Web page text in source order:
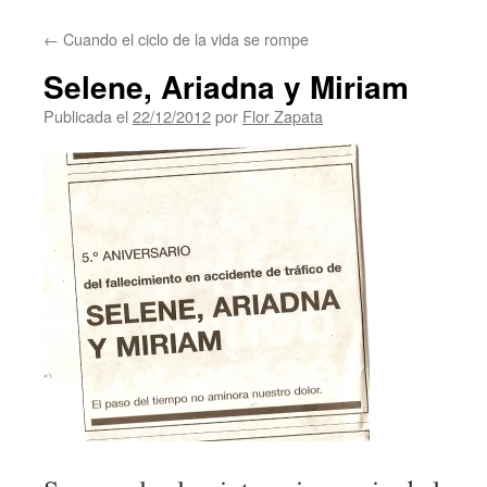
← Cuando el ciclo de la vida se rompe
Selene, Ariadna y Miriam
Publicada el 22/12/2012por Flor Zapata